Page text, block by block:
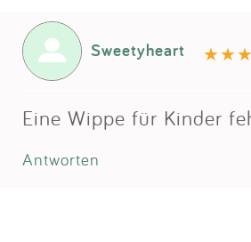
Sweetyheart
Eine Wippe für Kinder
Antworten